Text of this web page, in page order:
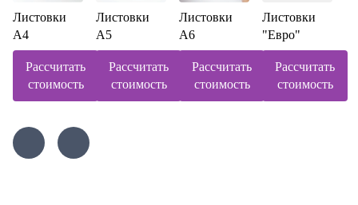
Листовки
А4
Рассчитать
стоимость
Листовки
А5
Рассчитать
стоимость
Листовки
А6
Рассчитать
стоимость
Листовки
"Евро"
Рассчитать
стоимость